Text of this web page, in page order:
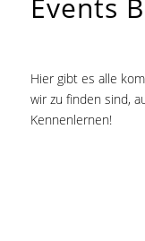
Events
Hier gibt es alle
wir zu finden sind,
Kennenlernen!